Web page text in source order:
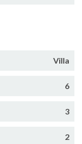
Villa
6
3
2